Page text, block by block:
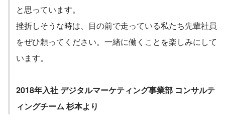
と思っています。
挫折しそうな時は、目の前で走っている私たち先輩社員
をぜひ頼ってください。一緒に働くことを楽しみにして
います。
2018年入社 デジタルマーケティング事業部 コンサルテ
ィングチーム 杉本より